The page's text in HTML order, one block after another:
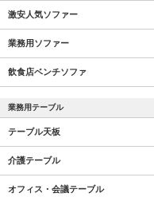
激安人気ソファー
業務用ソファー
飲食店ベンチソファ
業務用テーブル
テーブル天板
介護テーブル
オフィス・会議テーブル